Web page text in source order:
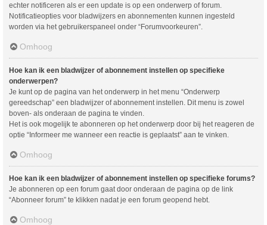
echter notificeren als er een update is op een onderwerp of forum.
Notificatieopties voor bladwijzers en abonnementen kunnen ingesteld
worden via het gebruikerspaneel onder “Forumvoorkeuren”.
Omhoog
Hoe kan ik een bladwijzer of abonnement instellen op specifieke
onderwerpen?
Je kunt op de pagina van het onderwerp in het menu “Onderwerp
gereedschap” een bladwijzer of abonnement instellen. Dit menu is zowel
boven- als onderaan de pagina te vinden.
Het is ook mogelijk te abonneren op het onderwerp door bij het reageren de
optie “Informeer me wanneer een reactie is geplaatst” aan te vinken.
Omhoog
Hoe kan ik een bladwijzer of abonnement instellen op specifieke forums?
Je abonneren op een forum gaat door onderaan de pagina op de link
“Abonneer forum” te klikken nadat je een forum geopend hebt.
Omhoog